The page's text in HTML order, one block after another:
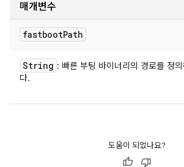
매개변수
fastbootPath
String : 빠른 부팅 바이너리의 경로를 정
다.
도움이 되었나요?